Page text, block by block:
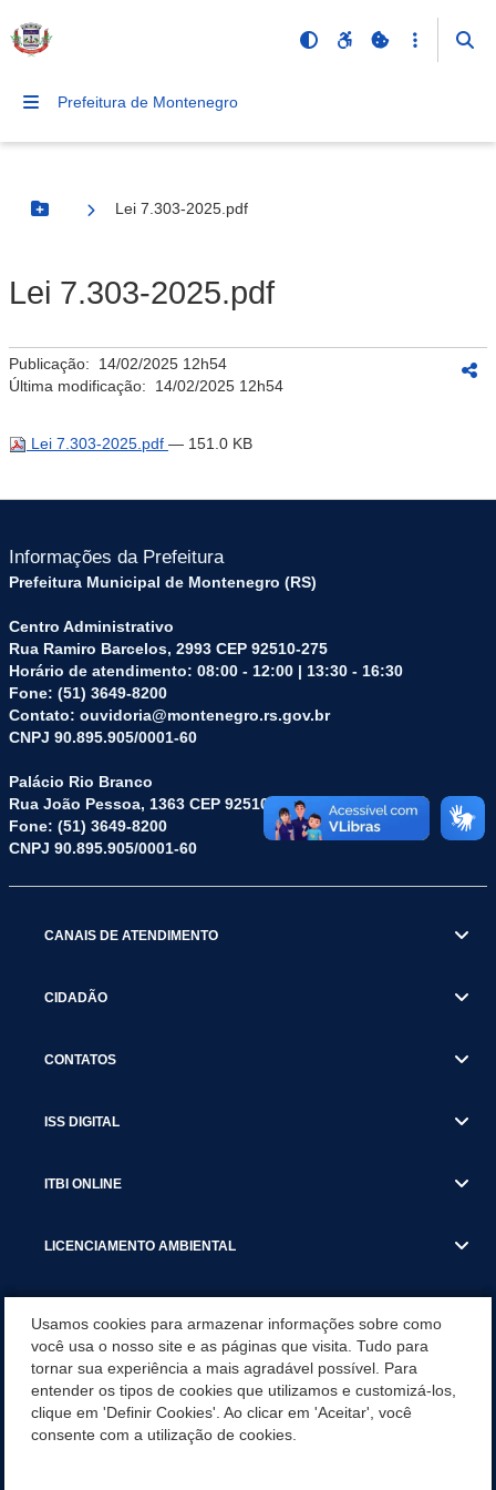
Prefeitura de Montenegro
Botão Menu
Lei 7.303-2025.pdf
Lei 7.303-2025.pdf
Publicação: 14/02/2025 12h54
Última modificação: 14/02/2025 12h54
Lei 7.303-2025.pdf — 151.0 KB
Informações da Prefeitura
Prefeitura Municipal de Montenegro (RS)
Centro Administrativo
Rua Ramiro Barcelos, 2993 CEP 92510-275
Horário de atendimento: 08:00 - 12:00 | 13:30 - 16:30
Fone: (51) 3649-8200
Contato: ouvidoria@montenegro.rs.gov.br
CNPJ 90.895.905/0001-60
Palácio Rio Branco
Rua João Pessoa, 1363 CEP 92510-045
Fone: (51) 3649-8200
CNPJ 90.895.905/0001-60
CANAIS DE ATENDIMENTO
CIDADÃO
CONTATOS
ISS DIGITAL
ITBI ONLINE
LICENCIAMENTO AMBIENTAL
SERVIÇOS
SERVIÇOS DO DEPARTAMENTO DE RECEITA MUNICIPAL
Usamos cookies para armazenar informações sobre como
você usa o nosso site e as páginas que visita. Tudo para
tornar sua experiência a mais agradável possível. Para
entender os tipos de cookies que utilizamos e customizá-los,
clique em 'Definir Cookies'. Ao clicar em 'Aceitar', você
consente com a utilização de cookies.